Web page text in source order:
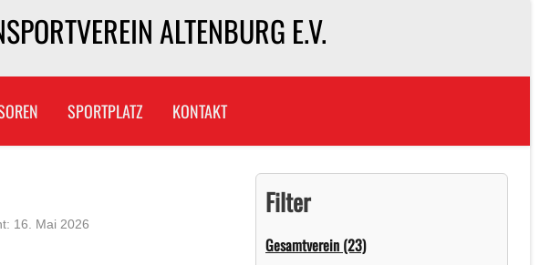
ALTENBURG E.V.
SPORTPLATZ KONTAKT
16. Mai 2026
Filter
Gesamtverein (23)